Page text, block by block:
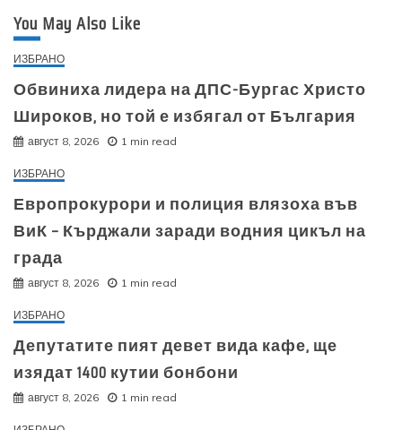
You May Also Like
ИЗБРАНО
Обвиниха лидера на ДПС-Бургас Христо
Широков, но той е избягал от България
август 8, 2026 1 min read
ИЗБРАНО
Европрокурори и полиция влязоха във
ВиК – Кърджали заради водния цикъл на
града
август 8, 2026 1 min read
ИЗБРАНО
Депутатите пият девет вида кафе, ще
изядат 1400 кутии бонбони
август 8, 2026 1 min read